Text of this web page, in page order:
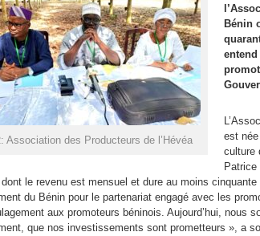
Association des Producteurs de l’Hévéa
Bénin
est
culture
Patrice
le revenu est mensuel et dure au moins
du Bénin pour le partenariat engagé avec les
aux promoteurs béninois. Aujourd’hui, nous
que nos investissements sont prometteurs », a